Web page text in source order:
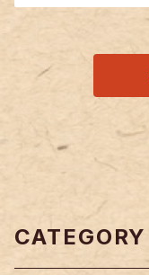
CATEGORY